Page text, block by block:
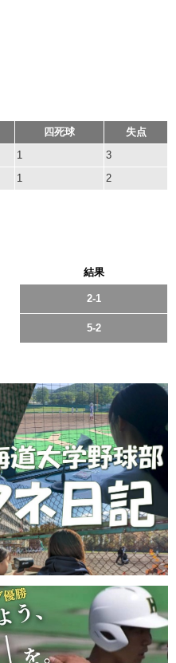
四死球
失点
1
3
1 2
結果
2-1
5-2